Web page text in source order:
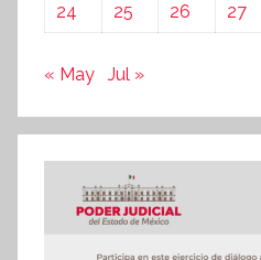
24
25 26 27
« May Jul »